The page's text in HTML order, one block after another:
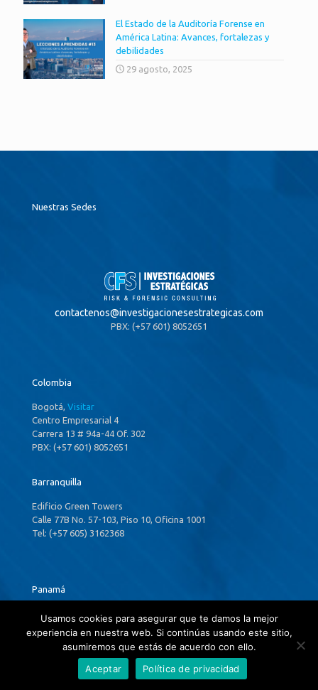
El Estado de la Auditoría Forense en
América Latina: Avances, fortalezas y
debilidades
29 agosto, 2025
Nuestras Sedes
contactenos@investigacionesestrategicas.com
PBX: (+57 601) 8052651
Colombia
Bogotá, Visitar
Centro Empresarial 4
Carrera 13 # 94a-44 Of. 302
PBX: (+57 601) 8052651
Barranquilla
Edificio Green Towers
Calle 77B No. 57-103, Piso 10, Oficina 1001
Tel: (+57 605) 3162368
Panamá
Ciudad de Panamá,
P.H. Costa Del Este Country Club,
34th & 35th ,Floors Financial Park Tower
Usamos cookies para asegurar que te damos la mejor
experiencia en nuestra web. Si continúas usando este sitio,
asumiremos que estás de acuerdo con ello.
Aceptar
Política de privacidad